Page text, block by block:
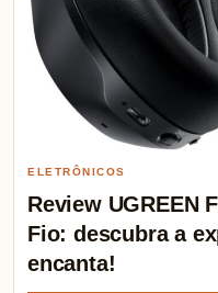
ELETRÔNICOS
Review UGREEN
Fio: descubra a
encanta!